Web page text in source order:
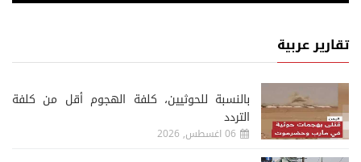
تقارير عربية
‏بالنسبة للحوثيين، كلفة الهجوم أقل من كلفة
التردد
06 اغسطس, 2026